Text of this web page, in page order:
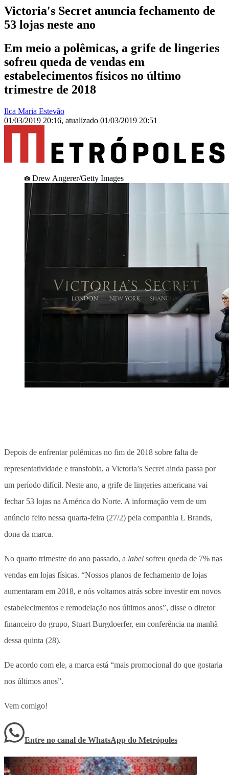
Victoria's Secret anuncia fechamento de
53 lojas neste ano
Em meio a polêmicas, a grife de lingeries
sofreu queda de vendas em
estabelecimentos físicos no último
trimestre de 2018
Ilca Maria Estevão
01/03/2019 20:16, atualizado 01/03/2019 20:51
Drew Angerer/Getty Images
Depois de enfrentar polêmicas no fim de 2018 sobre falta de
representatividade e transfobia, a Victoria’s Secret ainda passa por
um período difícil. Neste ano, a grife de lingeries americana vai
fechar 53 lojas na América do Norte. A informação vem de um
anúncio feito nessa quarta-feira (27/2) pela companhia L Brands,
dona da marca.
No quarto trimestre do ano passado, a label sofreu queda de 7% nas
vendas em lojas físicas. “Nossos planos de fechamento de lojas
aumentaram em 2018, e nós voltamos atrás sobre investir em novos
estabelecimentos e remodelação nos últimos anos”, disse o diretor
financeiro do grupo, Stuart Burgdoerfer, em conferência na manhã
dessa quinta (28).
De acordo com ele, a marca está “mais promocional do que gostaria
nos últimos anos”.
Vem comigo!
Entre no canal de WhatsApp do Metrópoles